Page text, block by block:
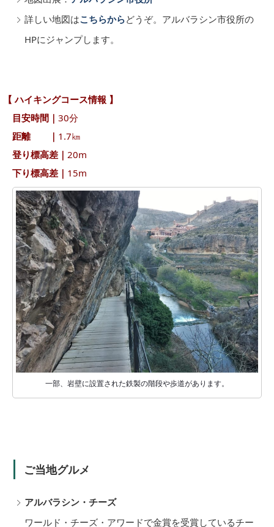
詳しい地図はこちらからどうぞ。アルバラシン市役所の
HPにジャンプします。
【 ハイキングコース情報 】
目安時間｜ 30分
距離 ｜ 1.7㎞
登り標高差｜ 20m
下り標高差｜ 15m
一部、岩壁に設置された鉄製の階段や歩道があります。
ご当地グルメ
アルバラシン・チーズ
ワールド・チーズ・アワードで金賞を受賞しているチー